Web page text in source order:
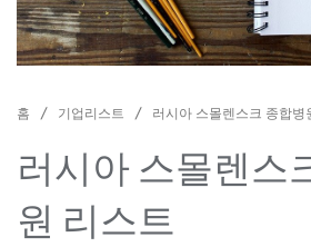
홈 / 기업리스트 / 러시아 스몰렌스크 종합병
러시아 스몰렌스
원 리스트